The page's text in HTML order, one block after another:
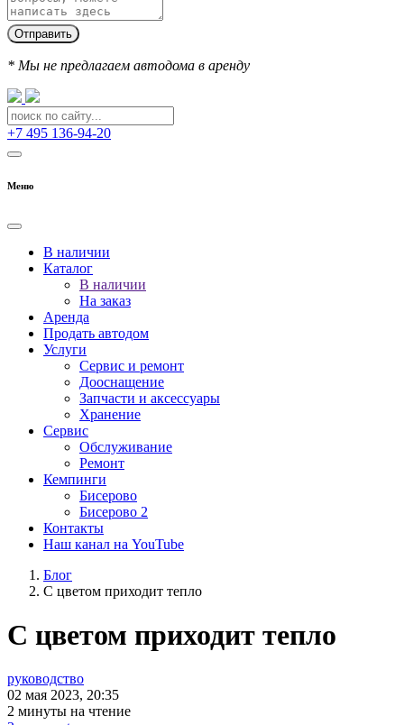
Отправить
* Мы не предлагаем автодома в аренду
+7 495 136-94-20
Меню
В наличии
Каталог
В наличии
На заказ
Аренда
Продать автодом
Услуги
Сервис и ремонт
Дооснащение
Запчасти и аксессуары
Хранение
Сервис
Обслуживание
Ремонт
Кемпинги
Бисерово
Бисерово 2
Контакты
Наш канал на YouTube
Блог
С цветом приходит тепло
С цветом приходит тепло
руководство
02 мая 2023, 20:35
2 минуты на чтение